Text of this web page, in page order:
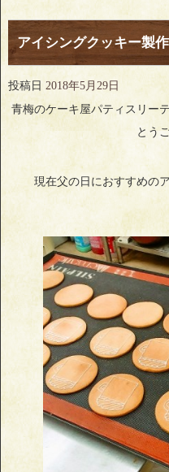
アイシングクッキー製
投稿日 2018年5月29日
青梅のケーキ屋パティスリー
とう
現在父の日におすすめの